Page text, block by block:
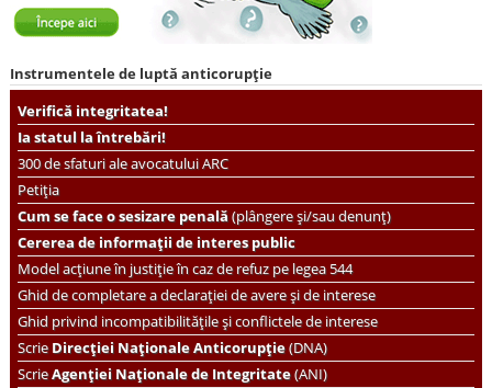
Instrumentele de luptă anticorupție
Verifică integritatea!
Ia statul la întrebări!
300 de sfaturi ale avocatului ARC
Petiția
Cum se face o sesizare penală(plângere și/sau denunț)
Cererea de informații de interes public
Model acțiune în justiție în caz de refuz pe legea 544
Ghid de completare a declarației de avere și de interese
Ghid privind incompatibilitățile și conflictele de interese
ScrieDirecției Naționale Anticorupție(DNA)
ScrieAgenției Naționale de Integritate(ANI)